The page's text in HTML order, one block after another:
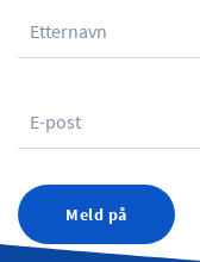
Meld på